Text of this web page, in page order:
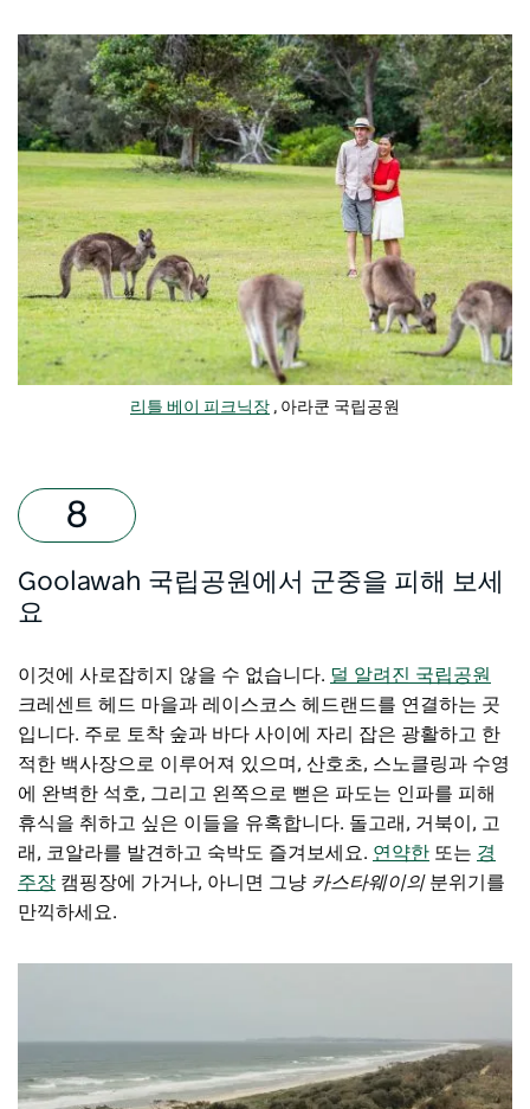
리틀 베이 피크닉장 , 아라쿤 국립공원
Goolawah 국립공원에서 군중을 피해 보세
요
이것에 사로잡히지 않을 수 없습니다. 덜 알려진 국립공원
크레센트 헤드 마을과 레이스코스 헤드랜드를 연결하는 곳
입니다. 주로 토착 숲과 바다 사이에 자리 잡은 광활하고 한
적한 백사장으로 이루어져 있으며, 산호초, 스노클링과 수영
에 완벽한 석호, 그리고 왼쪽으로 뻗은 파도는 인파를 피해
휴식을 취하고 싶은 이들을 유혹합니다. 돌고래, 거북이, 고
래, 코알라를 발견하고 숙박도 즐겨보세요. 연약한 또는 경
주장 캠핑장에 가거나, 아니면 그냥 카스타웨이의 분위기를
만끽하세요.